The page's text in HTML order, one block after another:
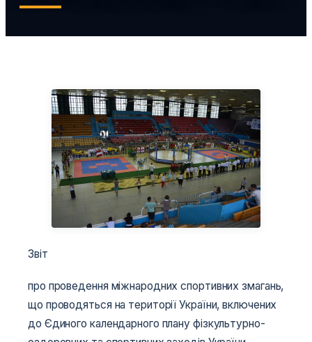
Звіт
про проведення міжнародних спортивних змагань,
що проводяться на території України, включених
до Єдиного календарного плану фізкультурно-